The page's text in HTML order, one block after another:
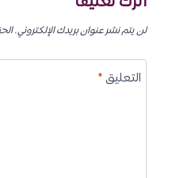
لن يتم نشر عنوان بريدك الإلكتروني.
التعليق*